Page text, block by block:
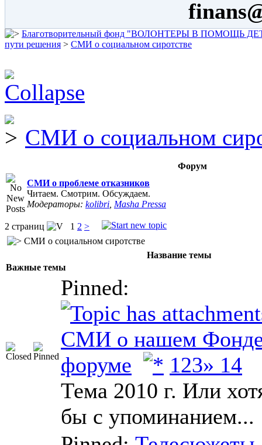
Благотворительный фонд "ВОЛОНТЕРЫ В ПОМОЩЬ
пути решения > СМИ о социальном сиротстве
СМИ о социальном
Форум
СМИ о проблеме отказников
Читаем. Смотрим. Обсуждаем.
Модераторы: kolibri Masha Pressa
2 страниц 1 2 >
СМИ о социальном сиротстве
Название темы
Важные темы
Pinned:
СМИ о нашем
форуме
123» 14
Тема 2010 г. Или
бы с упоминанием...